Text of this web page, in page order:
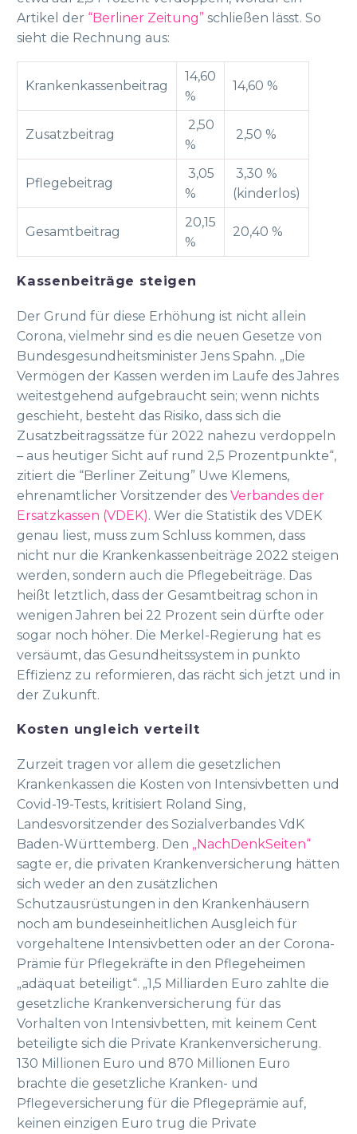
Artikel der “Berliner Zeitung” schließen lässt. So
sieht die Rechnung aus:
Krankenkassenbeitrag
14,60
%
14,60 %
Zusatzbeitrag
2,50
%
2,50 %
Pflegebeitrag
3,05
%
3,30 %
(kinderlos)
Gesamtbeitrag
20,15
%
20,40 %
Kassenbeiträge steigen
Der Grund für diese Erhöhung ist nicht allein
Corona, vielmehr sind es die neuen Gesetze von
Bundesgesundheitsminister Jens Spahn. „Die
Vermögen der Kassen werden im Laufe des Jahres
weitestgehend aufgebraucht sein; wenn nichts
geschieht, besteht das Risiko, dass sich die
Zusatzbeitragssätze für 2022 nahezu verdoppeln
– aus heutiger Sicht auf rund 2,5 Prozentpunkte“,
zitiert die “Berliner Zeitung” Uwe Klemens,
ehrenamtlicher Vorsitzender des Verbandes der
Ersatzkassen (VDEK). Wer die Statistik des VDEK
genau liest, muss zum Schluss kommen, dass
nicht nur die Krankenkassenbeiträge 2022 steigen
werden, sondern auch die Pflegebeiträge. Das
heißt letztlich, dass der Gesamtbeitrag schon in
wenigen Jahren bei 22 Prozent sein dürfte oder
sogar noch höher. Die Merkel-Regierung hat es
versäumt, das Gesundheitssystem in punkto
Effizienz zu reformieren, das rächt sich jetzt und in
der Zukunft.
Kosten ungleich verteilt
Zurzeit tragen vor allem die gesetzlichen
Krankenkassen die Kosten von Intensivbetten und
Covid-19-Tests, kritisiert Roland Sing,
Landesvorsitzender des Sozialverbandes VdK
Baden-Württemberg. Den „NachDenkSeiten“
sagte er, die privaten Krankenversicherung hätten
sich weder an den zusätzlichen
Schutzausrüstungen in den Krankenhäusern
noch am bundeseinheitlichen Ausgleich für
vorgehaltene Intensivbetten oder an der Corona-
Prämie für Pflegekräfte in den Pflegeheimen
„adäquat beteiligt“. „1,5 Milliarden Euro zahlte die
gesetzliche Krankenversicherung für das
Vorhalten von Intensivbetten, mit keinem Cent
beteiligte sich die Private Krankenversicherung.
130 Millionen Euro und 870 Millionen Euro
brachte die gesetzliche Kranken- und
Pflegeversicherung für die Pflegeprämie auf,
keinen einzigen Euro trug die Private